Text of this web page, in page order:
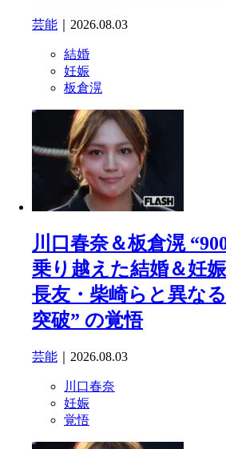
芸能 ｜2026.08.03
結婚
妊娠
板倉滉
川口春奈＆板倉滉
乗り越えた結婚＆妊
長友・柴崎らと異な
突破” の覚悟
芸能 ｜2026.08.03
川口春奈
妊娠
覚悟